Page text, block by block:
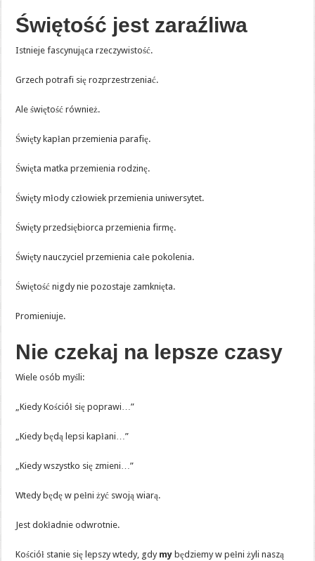
Świętość jest zaraźliwa
Istnieje fascynująca rzeczywistość.
Grzech potrafi się rozprzestrzeniać.
Ale świętość również.
Święty kapłan przemienia parafię.
Święta matka przemienia rodzinę.
Święty młody człowiek przemienia uniwersytet.
Święty przedsiębiorca przemienia firmę.
Święty nauczyciel przemienia całe pokolenia.
Świętość nigdy nie pozostaje zamknięta.
Promieniuje.
Nie czekaj na lepsze czasy
Wiele osób myśli:
„Kiedy Kościół się poprawi…”
„Kiedy będą lepsi kapłani…”
„Kiedy wszystko się zmieni…”
Wtedy będę w pełni żyć swoją wiarą.
Jest dokładnie odwrotnie.
Kościół stanie się lepszy wtedy, gdy my będziemy w pełni żyli naszą